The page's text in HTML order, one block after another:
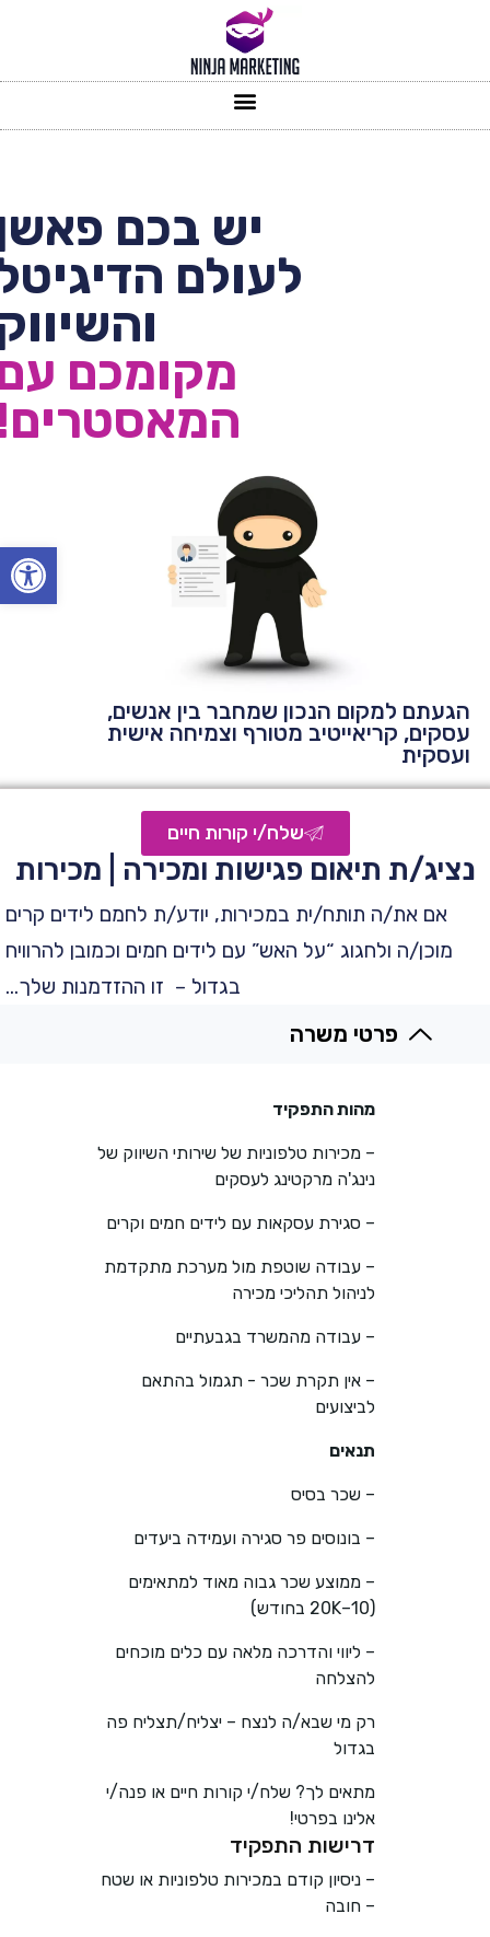
Open toolbar
יש בכם
לעולם
מקומכם
הגעתם למקום הנכון שמחבר בין אנשים,
עסקים, קריאייטיב מטורף וצמיחה אישית
ועסקית
נציג/ת תיאום פגישות ומכירה | מכירות
שלח/י קורות חיים
אם את/ה תותח/ית במכירות, יודע/ת לחמם לידים קרים
מוכן/ה ולחגוג “על האש” עם לידים חמים וכמובן להרוויח
בגדול – זו ההזדמנות שלך…
פרטי משרה
מהות התפקיד
– מכירות טלפוניות של שירותי השיווק של
נינג'ה מרקטינג לעסקים
– סגירת עסקאות עם לידים חמים וקרים
– עבודה שוטפת מול מערכת מתקדמת
לניהול תהליכי מכירה
– עבודה מהמשרד בגבעתיים
– אין תקרת שכר - תגמול בהתאם
לביצועים
תנאים
– שכר בסיס
– בונוסים פר סגירה ועמידה ביעדים
– ממוצע שכר גבוה מאוד למתאימים
(10–20K בחודש)
– ליווי והדרכה מלאה עם כלים מוכחים
להצלחה
רק מי שבא/ה לנצח – יצליח/תצליח פה
בגדול
מתאים לך? שלח/י קורות חיים או פנה/י
אלינו בפרטי!
דרישות התפקיד
– ניסיון קודם במכירות טלפוניות או שטח
– חובה